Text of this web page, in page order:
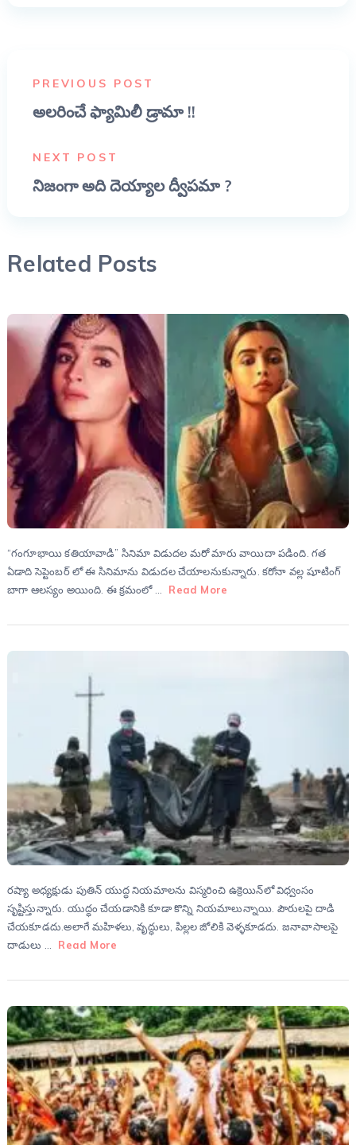
PREVIOUS POST
అలరించే ఫ్యామిలీ డ్రామా !!
NEXT POST
నిజంగా అది దెయ్యాల ద్వీపమా ?
Related Posts
“గంగూభాయి కతియావాడి” సినిమా విడుదల మరో మారు వాయిదా పడింది. గత
ఏడాది సెప్టెంబర్ లో ఈ సినిమాను విడుదల చేయాలనుకున్నారు. కరోనా వల్ల షూటింగ్
బాగా ఆలస్యం అయింది. ఈ క్రమంలో …
Read More
రష్యా అధ్యక్షుడు పుతిన్ యుద్ధ నియమాలను విస్మరించి ఉక్రెయిన్‌లో విధ్వంసం
సృష్టిస్తున్నారు. యుద్ధం చేయడానికి కూడా కొన్ని నియమాలున్నాయి. పౌరులపై దాడి
చేయకూడదు.అలాగే మహిళలు, వృద్ధులు, పిల్లల జోలికి వెళ్ళకూడదు. జనావాసాలపై
దాడులు …
Read More